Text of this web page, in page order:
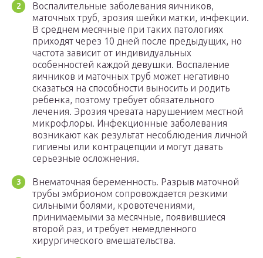
Воспалительные заболевания яичников,
маточных труб, эрозия шейки матки, инфекции.
В среднем месячные при таких патологиях
приходят через 10 дней после предыдущих, но
частота зависит от индивидуальных
особенностей каждой девушки. Воспаление
яичников и маточных труб может негативно
сказаться на способности выносить и родить
ребенка, поэтому требует обязательного
лечения. Эрозия чревата нарушением местной
микрофлоры. Инфекционные заболевания
возникают как результат несоблюдения личной
гигиены или контрацепции и могут давать
серьезные осложнения.
Внематочная беременность. Разрыв маточной
трубы эмбрионом сопровождается резкими
сильными болями, кровотечениями,
принимаемыми за месячные, появившиеся
второй раз, и требует немедленного
хирургического вмешательства.